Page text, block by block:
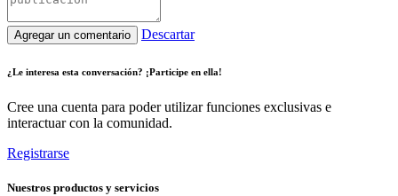
Agregar un comentario Descartar
¿Le interesa esta conversación? ¡Participe en ella!
Cree una cuenta para poder utilizar funciones exclusivas e
interactuar con la comunidad.
Registrarse
Nuestros productos y servicios